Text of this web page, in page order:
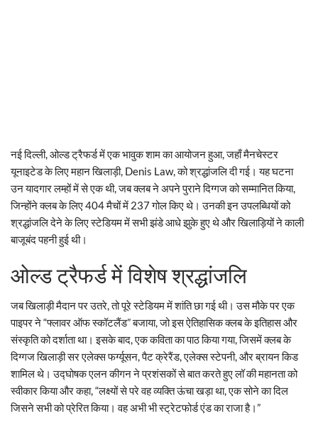
नई दिल्ली, ओल्ड ट्रैफर्ड में एक भावुक शाम का आयोजन हुआ, जहाँ मैनचेस्टर
यूनाइटेड के लिए महान खिलाड़ी, Denis Law, को श्रद्धांजलि दी गई। यह घटना
उन यादगार लम्हों में से एक थी, जब क्लब ने अपने पुराने दिग्गज को सम्मानित किया,
जिन्होंने क्लब के लिए 404 मैचों में 237 गोल किए थे। उनकी इन उपलब्धियों को
श्रद्धांजलि देने के लिए स्टेडियम में सभी झंडे आधे झुके हुए थे और खिलाड़ियों ने काली
बाजूबंद पहनी हुई थी।
ओल्ड ट्रैफर्ड में विशेष श्रद्धांजलि
जब खिलाड़ी मैदान पर उतरे, तो पूरे स्टेडियम में शांति छा गई थी। उस मौके पर एक
पाइपर ने “फ्लावर ऑफ स्कॉटलैंड” बजाया, जो इस ऐतिहासिक क्लब के इतिहास और
संस्कृति को दर्शाता था। इसके बाद, एक कविता का पाठ किया गया, जिसमें क्लब के
दिग्गज खिलाड़ी सर एलेक्स फर्ग्यूसन, पैट क्रेरैंड, एलेक्स स्टेपनी, और ब्रायन किड
शामिल थे। उद्घोषक एलन कीगन ने प्रशंसकों से बात करते हुए लॉ की महानता को
स्वीकार किया और कहा, “लक्ष्यों से परे वह व्यक्ति ऊंचा खड़ा था, एक सोने का दिल
जिसने सभी को प्रेरित किया। वह अभी भी स्ट्रेटफोर्ड एंड का राजा है।”